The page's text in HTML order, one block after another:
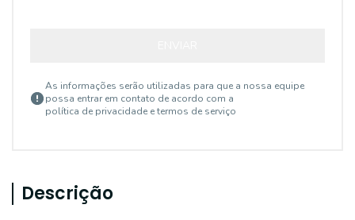
As informações serão utilizadas para que a nossa equipe
possa entrar em contato de acordo com a
política de privacidade e termos de serviço
Descrição